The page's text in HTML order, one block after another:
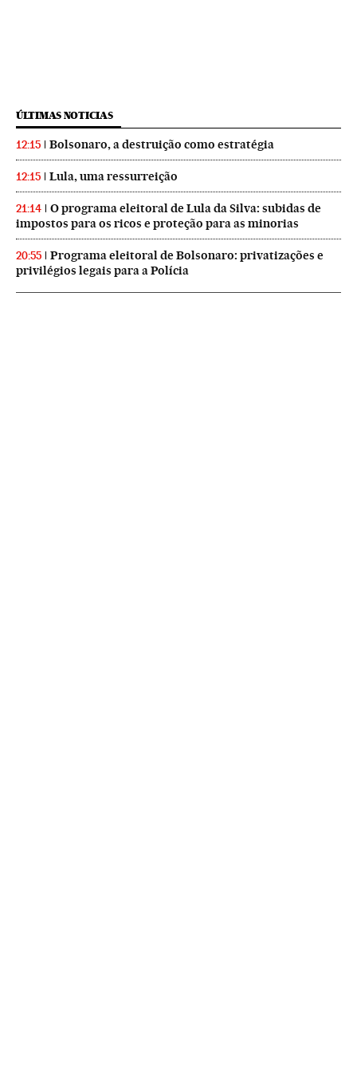
ÚLTIMAS NOTICIAS
12:15 Bolsonaro, a destruição como estratégia
12:15 Lula, uma ressurreição
21:14
O programa eleitoral de Lula da Silva: subidas de
impostos para os ricos e proteção para as minorias
20:55
Programa eleitoral de Bolsonaro: privatizações e
privilégios legais para a Polícia